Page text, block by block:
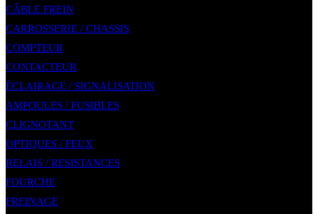
CÂBLE FREIN
CARROSSERIE / CHASSIS
COMPTEUR
CONTACTEUR
ÉCLAIRAGE / SIGNALISATION
AMPOULES / FUSIBLES
CLIGNOTANT
OPTIQUES / FEUX
RELAIS / RESISTANCES
FOURCHE
FREINAGE